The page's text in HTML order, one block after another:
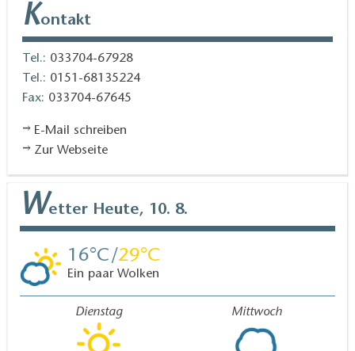
Kontakt
Tel.: 033704-67928
Tel.: 0151-68135224
Fax: 033704-67645
E-Mail schreiben
Zur Webseite
Wetter Heute, 10. 8.
16 29
Ein paar Wolken
Dienstag Mittwoch